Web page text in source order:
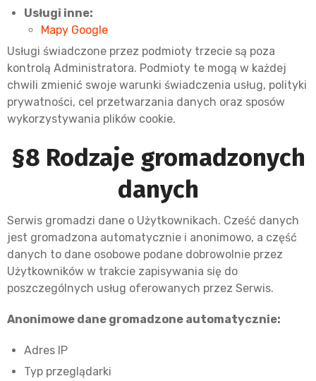
Usługi inne:
Mapy Google
Usługi świadczone przez podmioty trzecie są poza
kontrolą Administratora. Podmioty te mogą w każdej
chwili zmienić swoje warunki świadczenia usług, polityki
prywatności, cel przetwarzania danych oraz sposów
wykorzystywania plików cookie.
§8 Rodzaje gromadzonych
danych
Serwis gromadzi dane o Użytkownikach. Cześć danych
jest gromadzona automatycznie i anonimowo, a część
danych to dane osobowe podane dobrowolnie przez
Użytkowników w trakcie zapisywania się do
poszczególnych usług oferowanych przez Serwis.
Anonimowe dane gromadzone automatycznie:
Adres IP
Typ przeglądarki